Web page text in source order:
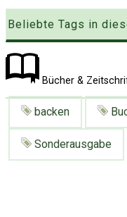
Beliebte Tags in
Bücher &
backen
Sonderausgabe